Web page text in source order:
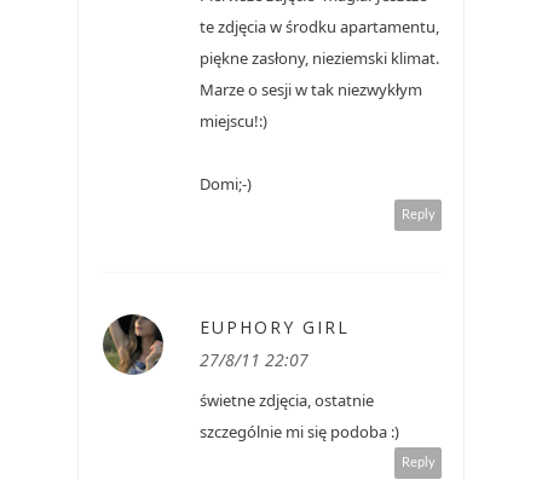
te zdjęcia w środku apartamentu,
piękne zasłony, nieziemski klimat.
Marze o sesji w tak niezwykłym
miejscu!:)
Domi;-)
Reply
EUPHORY GIRL
27/8/11 22:07
świetne zdjęcia, ostatnie
szczególnie mi się podoba :)
Reply